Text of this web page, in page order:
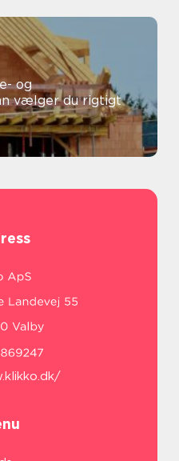
og
vælger du rigtigt